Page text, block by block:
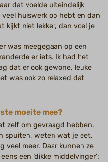
dat voelde uiteindelijk
huiswerk op hebt en dan
kijkt niet lekker, dan voel je
was meegegaan op een
er iets. Ik had het
dat er ook gewone, leuke
was ook zo relaxed dat
moeite mee?
zelf om gevraagd hebben.
spuiten, weten wat je eet,
veel meer. Daar kunnen ze
een ‘dikke middelvinger’: